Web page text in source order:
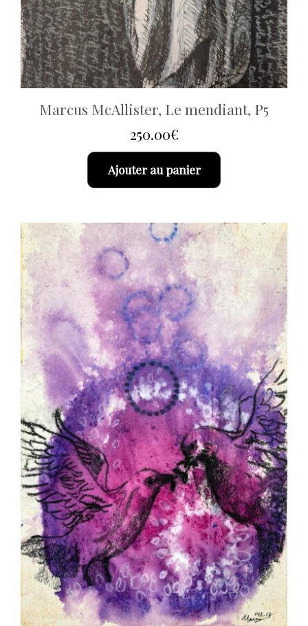
Marcus McAllister, Le mendiant, P5
250.00€
Ajouter au panier